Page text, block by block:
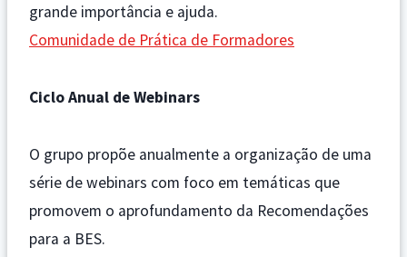
grande importância e ajuda.
Comunidade de Prática de Formadores
Ciclo Anual de Webinars
O grupo propõe anualmente a organização de uma
série de webinars com foco em temáticas que
promovem o aprofundamento da Recomendações
para a BES.